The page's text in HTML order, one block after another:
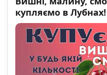
купляємо в Лубнах!